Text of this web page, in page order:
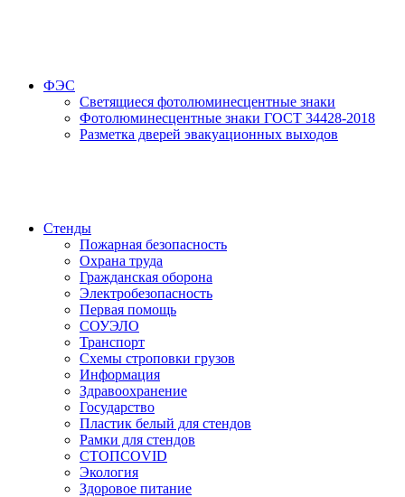
ФЭС
Светящиеся фотолюминесцентные знаки
Фотолюминесцентные знаки ГОСТ 34428-2018
Разметка дверей эвакуационных выходов
Стенды
Пожарная безопасность
Охрана труда
Гражданская оборона
Электробезопасность
Первая помощь
СОУЭЛО
Транспорт
Схемы строповки грузов
Информация
Здравоохранение
Государство
Пластик белый для стендов
Рамки для стендов
СТОПCOVID
Экология
Здоровое питание